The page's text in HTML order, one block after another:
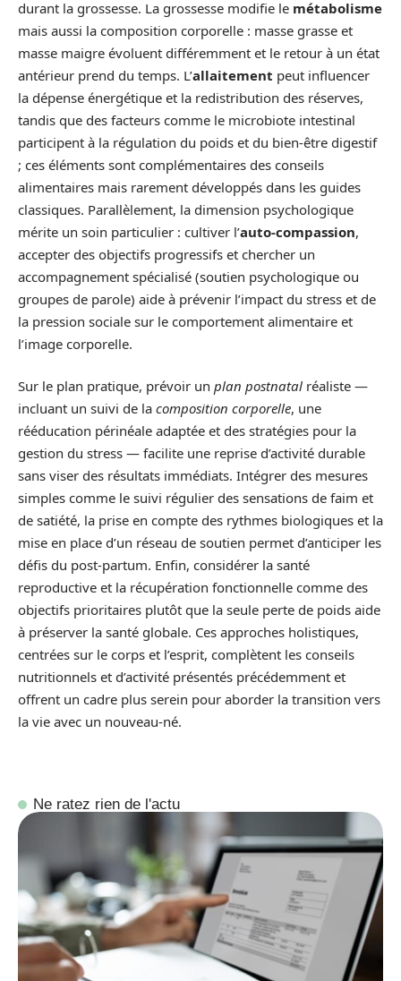
durant la grossesse. La grossesse modifie le métabolisme
mais aussi la composition corporelle : masse grasse et
masse maigre évoluent différemment et le retour à un état
antérieur prend du temps. L’allaitement peut influencer
la dépense énergétique et la redistribution des réserves,
tandis que des facteurs comme le microbiote intestinal
participent à la régulation du poids et du bien-être digestif
; ces éléments sont complémentaires des conseils
alimentaires mais rarement développés dans les guides
classiques. Parallèlement, la dimension psychologique
mérite un soin particulier : cultiver l’auto-compassion,
accepter des objectifs progressifs et chercher un
accompagnement spécialisé (soutien psychologique ou
groupes de parole) aide à prévenir l’impact du stress et de
la pression sociale sur le comportement alimentaire et
l’image corporelle.
Sur le plan pratique, prévoir un plan postnatal réaliste —
incluant un suivi de la composition corporelle, une
rééducation périnéale adaptée et des stratégies pour la
gestion du stress — facilite une reprise d’activité durable
sans viser des résultats immédiats. Intégrer des mesures
simples comme le suivi régulier des sensations de faim et
de satiété, la prise en compte des rythmes biologiques et la
mise en place d’un réseau de soutien permet d’anticiper les
défis du post-partum. Enfin, considérer la santé
reproductive et la récupération fonctionnelle comme des
objectifs prioritaires plutôt que la seule perte de poids aide
à préserver la santé globale. Ces approches holistiques,
centrées sur le corps et l’esprit, complètent les conseils
nutritionnels et d’activité présentés précédemment et
offrent un cadre plus serein pour aborder la transition vers
la vie avec un nouveau-né.
Ne ratez rien de l'actu